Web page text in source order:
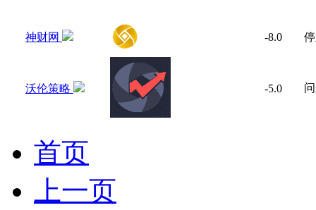
神财网 -8.0
沃伦策略 -5.0
首页
上一页